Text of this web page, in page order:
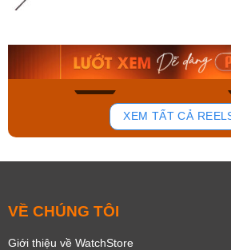
179
Mua ngay
XEM TẤT CẢ
VỀ CHÚNG TÔI
Giới thiệu về WatchStore